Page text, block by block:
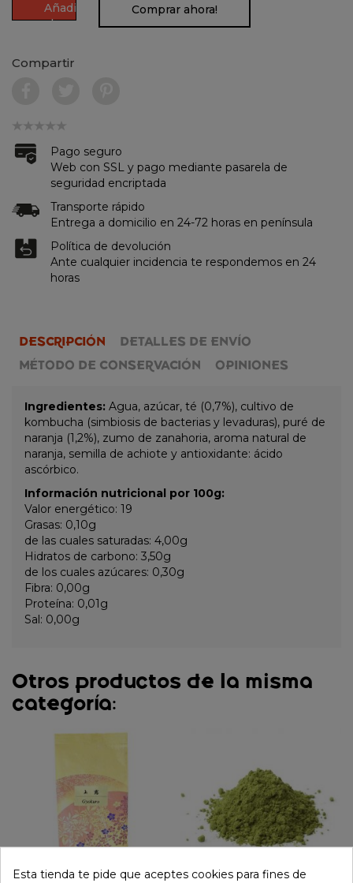
Añadir
al
Comprar ahora!
Compartir
Pago seguro
Web con SSL y pago mediante pasarela de
seguridad encriptada
Transporte rápido
Entrega a domicilio en 24-72 horas en península
Política de devolución
Ante cualquier incidencia te respondemos en 24
horas
DESCRIPCIÓN
DETALLES DE ENVÍO
MÉTODO DE CONSERVACIÓN
OPINIONES
Ingredientes: Agua, azúcar, té (0,7%), cultivo de
kombucha (simbiosis de bacterias y levaduras), puré de
naranja (1,2%), zumo de zanahoria, aroma natural de
naranja, semilla de achiote y antioxidante: ácido
ascórbico.
Información nutricional por 100g:
Valor energético: 19
Grasas: 0,10g
de las cuales saturadas: 4,00g
Hidratos de carbono: 3,50g
de los cuales azúcares: 0,30g
Fibra: 0,00g
Proteína: 0,01g
Sal: 0,00g
Otros productos de la misma
categoría:
Esta tienda te pide que aceptes cookies para fines de